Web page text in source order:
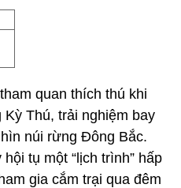
quan thích thú khi
Thú, trải nghiệm bay
núi rừng Đông Bắc.
tụ một “lịch trình” hấp
gia cắm trại qua đêm